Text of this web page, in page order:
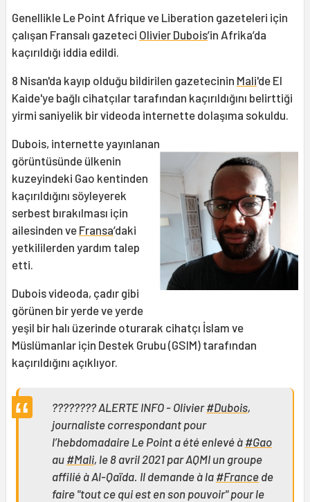
Genellikle Le Point Afrique ve Liberation gazeteleri için
çalışan Fransalı gazeteci Olivier Dubois’in Afrika’da
kaçırıldığı iddia edildi.
8 Nisan'da kayıp olduğu bildirilen gazetecinin Mali'de El
Kaide'ye bağlı cihatçılar tarafından kaçırıldığını belirttiği
yirmi saniyelik bir videoda internette dolaşıma sokuldu.
Dubois, internette yayınlanan
görüntüsünde ülkenin
kuzeyindeki Gao kentinden
kaçırıldığını söyleyerek
serbest bırakılması için
ailesinden ve Fransa’daki
yetkililerden yardım talep
etti.
Dubois videoda, çadır gibi
görünen bir yerde ve yerde
yeşil bir halı üzerinde oturarak cihatçı İslam ve
Müslümanlar için Destek Grubu (GSIM) tarafından
kaçırıldığını açıklıyor.
???????? ALERTE INFO - Olivier#Dubois,
journaliste correspondant pour
l’hebdomadaire Le Point a été enlevé à #Gao
au #Mali, le 8 avril 2021 par AQMI un groupe
affilié à Al-Qaïda. Il demande à la #France de
faire "tout ce qui est en son pouvoir" pour le